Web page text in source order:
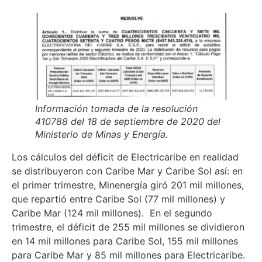
Información tomada de la resolución
410788 del 18 de septiembre de 2020 del
Ministerio de Minas y Energía.
Los cálculos del déficit de Electricaribe en realidad
se distribuyeron con Caribe Mar y Caribe Sol así: en
el primer trimestre, Minenergía giró 201 mil millones,
que repartió entre Caribe Sol (77 mil millones) y
Caribe Mar (124 mil millones). En el segundo
trimestre, el déficit de 255 mil millones se dividieron
en 14 mil millones para Caribe Sol, 155 mil millones
para Caribe Mar y 85 mil millones para Electricaribe.